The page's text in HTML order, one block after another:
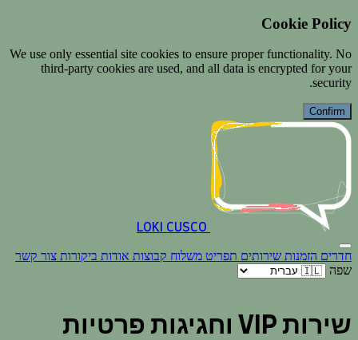
Cookie Policy
We use only essential site cookies to ensure proper functionality. No
third-party cookies are used, and all data is encrypted for your
security.
Confirm
LOKI CUSCO
חדרים הזמנות שירותים תפריט משלוח קבוצות אודות ביקורות צור קשר
שפה
שירות VIP וחגיגות פרטיות